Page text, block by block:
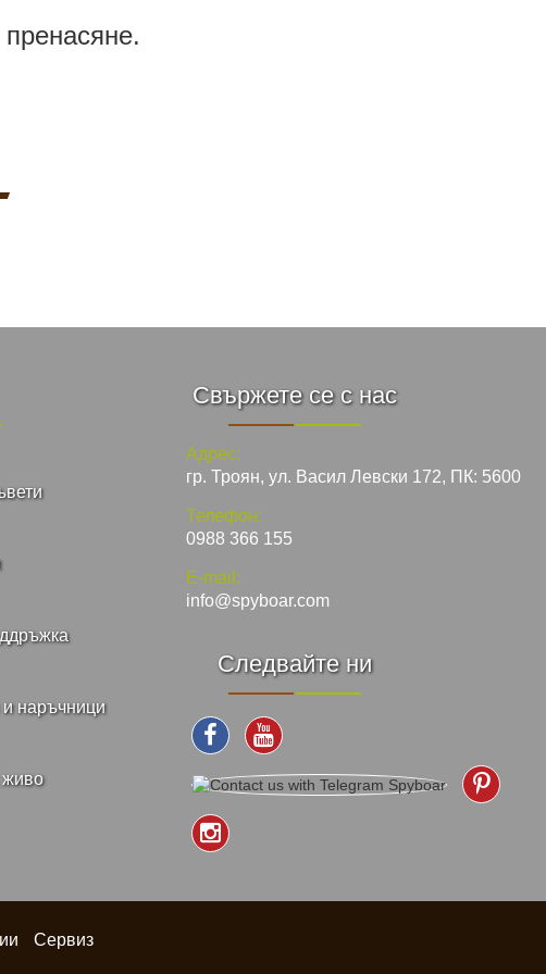
и наръчници
живо
Свържете се с нас
Адрес:
гр. Троян, ул. Васил Левски 172, ПК: 5600
Телефон:
0988 366 155
E-mail:
info@spyboar.com
Следвайте ни
Сервиз